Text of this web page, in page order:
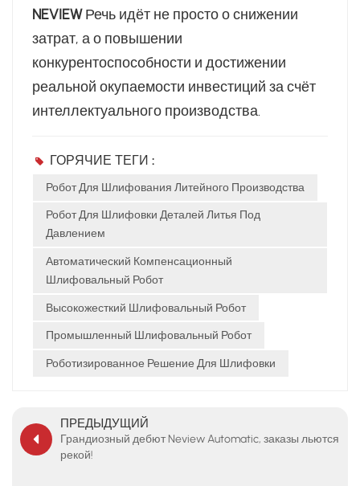
NEVIEWРечь идёт не просто о снижении
затрат, а о повышении
конкурентоспособности и достижении
реальной окупаемости инвестиций за счёт
интеллектуального производства.
ГОРЯЧИЕ ТЕГИ :
Робот Для Шлифования Литейного Производства
Робот Для Шлифовки Деталей Литья Под
Давлением
Автоматический Компенсационный
Шлифовальный Робот
Высокожесткий Шлифовальный Робот
Промышленный Шлифовальный Робот
Роботизированное Решение Для Шлифовки
ПРЕДЫДУЩИЙ
Грандиозный дебют Neview Automatic, заказы льются
рекой!